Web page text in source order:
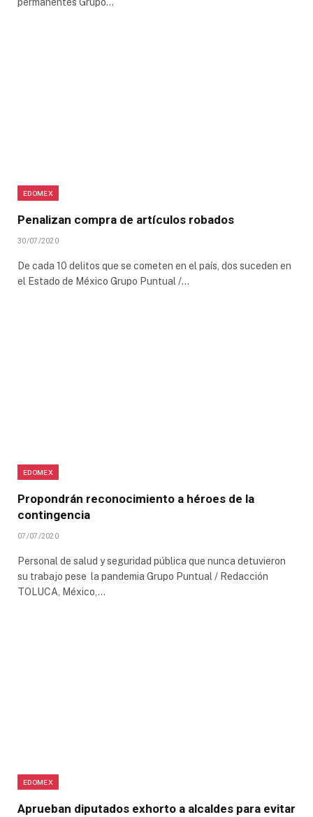
EDOMEX
Penalizan compra de artículos robados
30/07/2020
De cada 10 delitos que se cometen en el país, dos suceden en
el Estado de México Grupo Puntual /…
EDOMEX
Propondrán reconocimiento a héroes de la
contingencia
07/07/2020
Personal de salud y seguridad pública que nunca detuvieron
su trabajo pese la pandemia Grupo Puntual / Redacción
TOLUCA, México,…
EDOMEX
Aprueban diputados exhorto a alcaldes para evitar